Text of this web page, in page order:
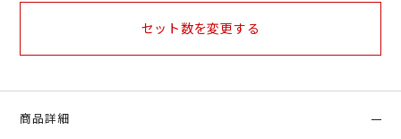
セット数を変更する
商品詳細